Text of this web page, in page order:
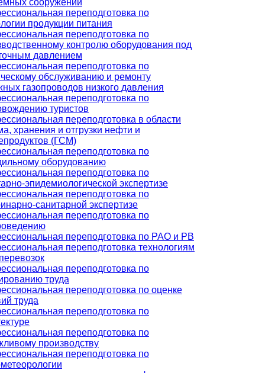
переподготовка по
продукции питания
переподготовка по
контролю оборудования под
давлением
переподготовка по
обслуживанию и ремонту
газопроводов низкого давления
переподготовка по
туристов
переподготовка в области
хранения и отгрузки нефти и
(ГСМ)
переподготовка по
оборудованию
переподготовка по
эпидемиологической экспертизе
переподготовка по
санитарной экспертизе
переподготовка по
переподготовка по РАО и РВ
переподготовка технологиям
переподготовка по
труда
переподготовка по оценке
труда
переподготовка по
переподготовка по
производству
переподготовка по